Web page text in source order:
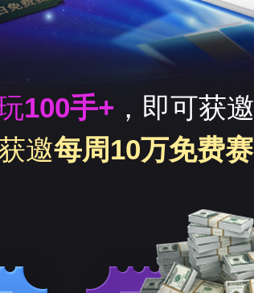
100手+ ，即可获邀
邀每周10万免费赛